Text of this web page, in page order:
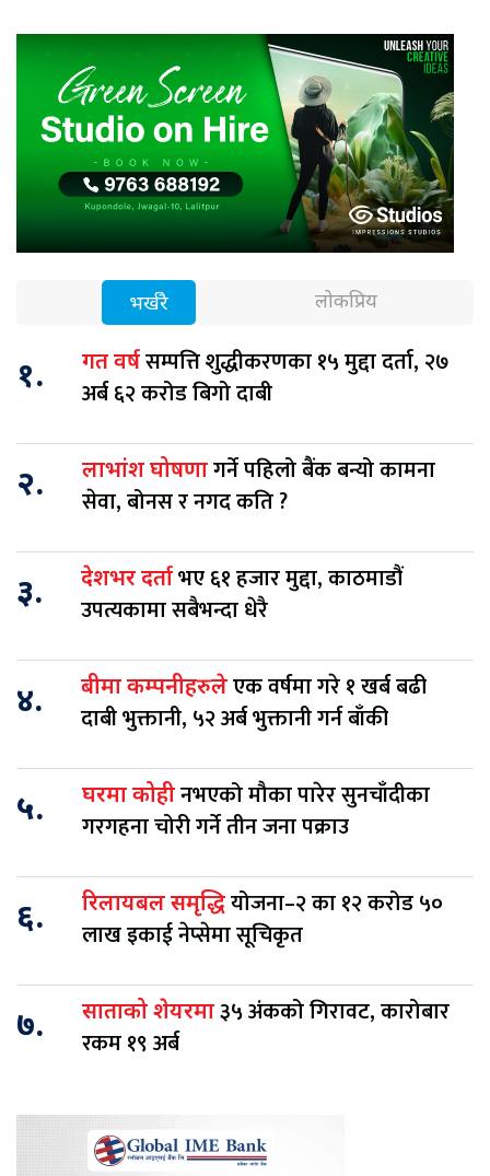
भर्खरै लोकप्रिय
१. गत वर्षसम्पत्ति शुद्धीकरणका १५ मुद्दा दर्ता, २७
अर्ब ६२ करोड बिगो दाबी
२. लाभांश घोषणागर्ने पहिलो बैंक बन्यो कामना
सेवा, बोनस र नगद कति ?
३. देशभर दर्ताभए ६१ हजार मुद्दा, काठमाडौं
उपत्यकामा सबैभन्दा धेरै
४. बीमा कम्पनीहरुलेएक वर्षमा गरे १ खर्ब बढी
दाबी भुक्तानी, ५२ अर्ब भुक्तानी गर्न बाँकी
५. घरमा कोहीनभएको मौका पारेर सुनचाँदीका
गरगहना चोरी गर्ने तीन जना पक्राउ
६. रिलायबल समृद्धियोजना–२ का १२ करोड ५०
लाख इकाई नेप्सेमा सूचिकृत
७. साताको शेयरमा३५ अंकको गिरावट, कारोबार
रकम १९ अर्ब